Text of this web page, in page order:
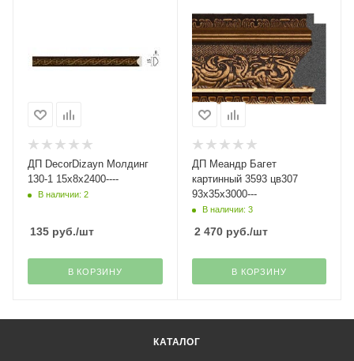
ДП DecorDizayn Молдинг
130-1 15х8х2400----
В наличии: 2
135 руб./шт
В КОРЗИНУ
ДП Меандр Багет
картинный 3593 цв307
93х35х3000---
В наличии: 3
2 470руб./шт
В КОРЗИНУ
КАТАЛОГ